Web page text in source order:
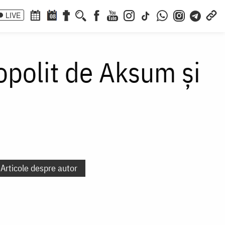
LIVE 08
de Aksum şi
Articole despre autor